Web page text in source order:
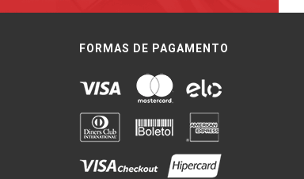
FORMAS DE PAGAMENTO